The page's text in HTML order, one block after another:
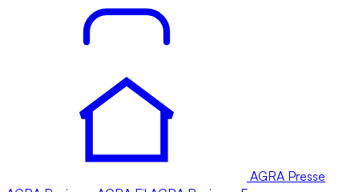
AGRA Presse